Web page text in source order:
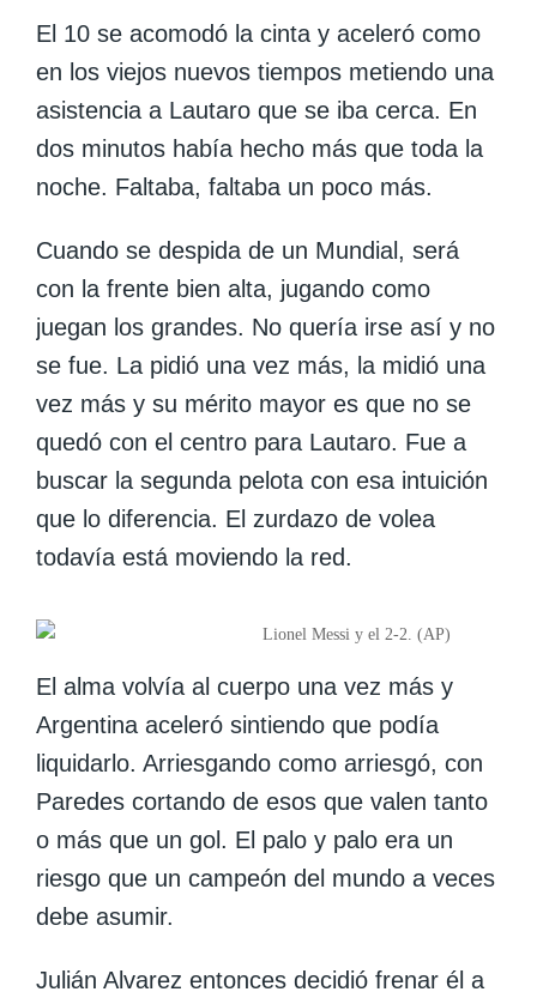
El 10 se acomodó la cinta y aceleró como
en los viejos nuevos tiempos metiendo una
asistencia a Lautaro que se iba cerca. En
dos minutos había hecho más que toda la
noche. Faltaba, faltaba un poco más.
Cuando se despida de un Mundial, será
con la frente bien alta, jugando como
juegan los grandes. No quería irse así y no
se fue. La pidió una vez más, la midió una
vez más y su mérito mayor es que no se
quedó con el centro para Lautaro. Fue a
buscar la segunda pelota con esa intuición
que lo diferencia. El zurdazo de volea
todavía está moviendo la red.
Lionel Messi y el 2-2. (AP)
El alma volvía al cuerpo una vez más y
Argentina aceleró sintiendo que podía
liquidarlo. Arriesgando como arriesgó, con
Paredes cortando de esos que valen tanto
o más que un gol . El palo y palo era un
riesgo que un campeón del mundo a veces
debe asumir.
Julián Alvarez entonces decidió frenar él a